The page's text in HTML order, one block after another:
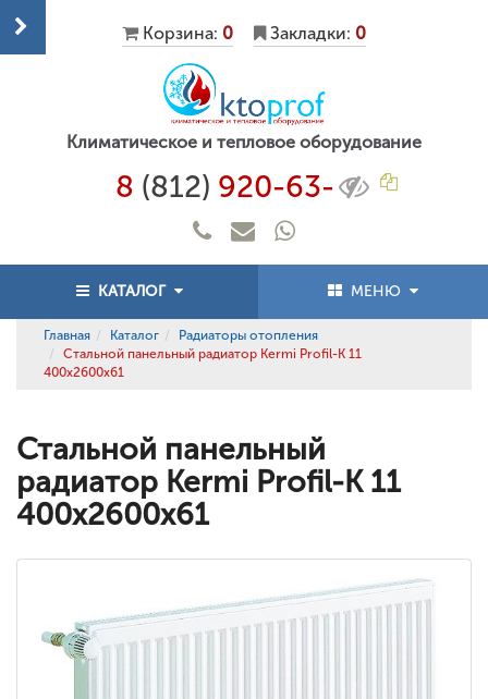
Корзина: 0 Закладки: 0
Климатическое и тепловое оборудование
8 (812) 920-63-
КАТАЛОГ МЕНЮ
Главная Каталог
Радиаторы отопления
Стальной панельный радиатор Kermi Profil-K 11
400x2600x61
Стальной панельный
радиатор Kermi Profil-K 11
400x2600x61